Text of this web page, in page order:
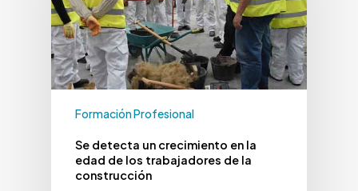
Formación Profesional
Se detecta un crecimiento en la
edad de los trabajadores de la
construcción